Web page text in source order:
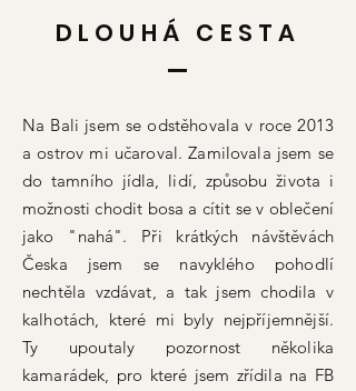
DLOUHÁ CESTA
Na Bali jsem se odstěhovala v roce 2013
a ostrov mi učaroval. Zamilovala jsem se
do tamního jídla, lidí, způsobu života i
možnosti chodit bosa a cítit se v oblečení
jako "nahá". Při krátkých návštěvách
Česka jsem se navyklého pohodlí
nechtěla vzdávat, a tak jsem chodila v
kalhotách, které mi byly nejpříjemnější.
Ty upoutaly pozornost několika
kamarádek, pro které jsem zřídila na FB